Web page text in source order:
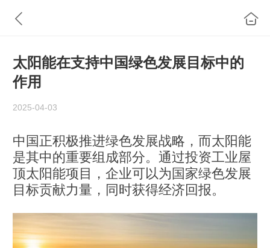
太阳能在支持中国绿色发展目标中的
作用
2025-04-03
中国正积极推进绿色发展战略，而太阳能
是其中的重要组成部分。通过投资工业屋
顶太阳能项目，企业可以为国家绿色发展
目标贡献力量，同时获得经济回报。